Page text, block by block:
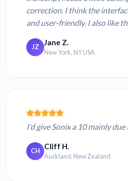
correction. I think the
and user-friendly. I also like
JZ Jane Z.
New York, NY USA
I'd give Sonix a 10 mainly
CH Cliff H.
Auckland, New Zealand